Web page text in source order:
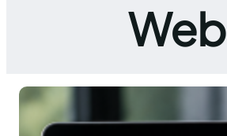
Web